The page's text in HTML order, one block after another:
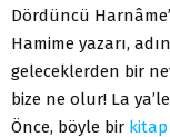
Dördüncü
Hamime yazarı,
geleceklerden bir
bize ne olur! La
Önce, böyle bir kitap